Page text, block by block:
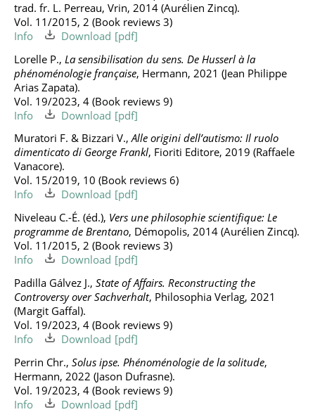
trad. fr. L. Perreau, Vrin, 2014 (Aurélien Zincq).
Vol. 11/2015, 2 (Book reviews 3)
Info
Download
Lorelle P., La sensibilisation du sens. De Husserl à la
phénoménologie française, Hermann, 2021 (Jean Philippe
Arias Zapata).
Vol. 19/2023, 4 (Book reviews 9)
Info
Download
Muratori F. & Bizzari V.,Alle origini dell’autismo: Il ruolo
dimenticato di George Frankl, Fioriti Editore, 2019 (Raffaele
Vanacore).
Vol. 15/2019, 10 (Book reviews 6)
Info
Download
Niveleau C.-É. (éd.), Vers une philosophie scientifique: Le
programme de Brentano, Démopolis, 2014 (Aurélien Zincq).
Vol. 11/2015, 2 (Book reviews 3)
Info
Download
Padilla Gálvez J., State of Affairs. Reconstructing the
Controversy over Sachverhalt, Philosophia Verlag, 2021
(Margit Gaffal).
Vol. 19/2023, 4 (Book reviews 9)
Info
Download
Perrin Chr., Solus ipse. Phénoménologie de la solitude,
Hermann, 2022 (Jason Dufrasne).
Vol. 19/2023, 4 (Book reviews 9)
Info
Download